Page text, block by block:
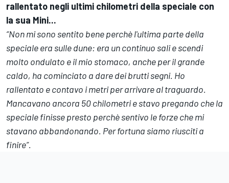
rallentato negli ultimi chilometri della speciale con
la sua Mini...
“Non mi sono sentito bene perchè l'ultima parte della
speciale era sulle dune: era un continuo sali e scendi
molto ondulato e il mio stomaco, anche per il grande
caldo, ha cominciato a dare dei brutti segni. Ho
rallentato e contavo i metri per arrivare al traguardo.
Mancavano ancora 50 chilometri e stavo pregando che la
speciale finisse presto perchè sentivo le forze che mi
stavano abbandonando. Per fortuna siamo riusciti a
finire”.